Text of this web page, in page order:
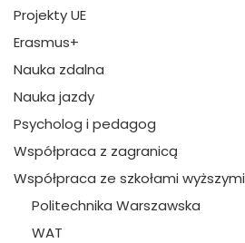
Projekty UE
Erasmus+
Nauka zdalna
Nauka jazdy
Psycholog i pedagog
Współpraca z zagranicą
Współpraca ze szkołami wyższymi
Politechnika Warszawska
WAT